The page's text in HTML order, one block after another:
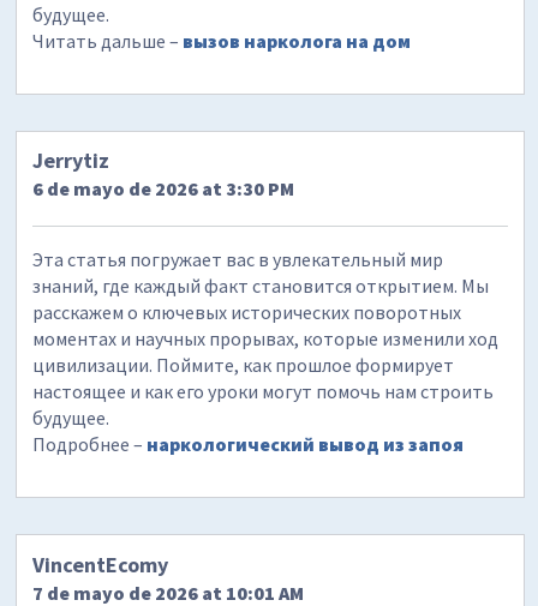
будущее.
Читать дальше – вызов нарколога на дом
Jerrytiz
6 de mayo de 2026 at 3:30 PM
Эта статья погружает вас в увлекательный мир
знаний, где каждый факт становится открытием. Мы
расскажем о ключевых исторических поворотных
моментах и научных прорывах, которые изменили ход
цивилизации. Поймите, как прошлое формирует
настоящее и как его уроки могут помочь нам строить
будущее.
Подробнее – наркологический вывод из запоя
VincentEcomy
7 de mayo de 2026 at 10:01 AM